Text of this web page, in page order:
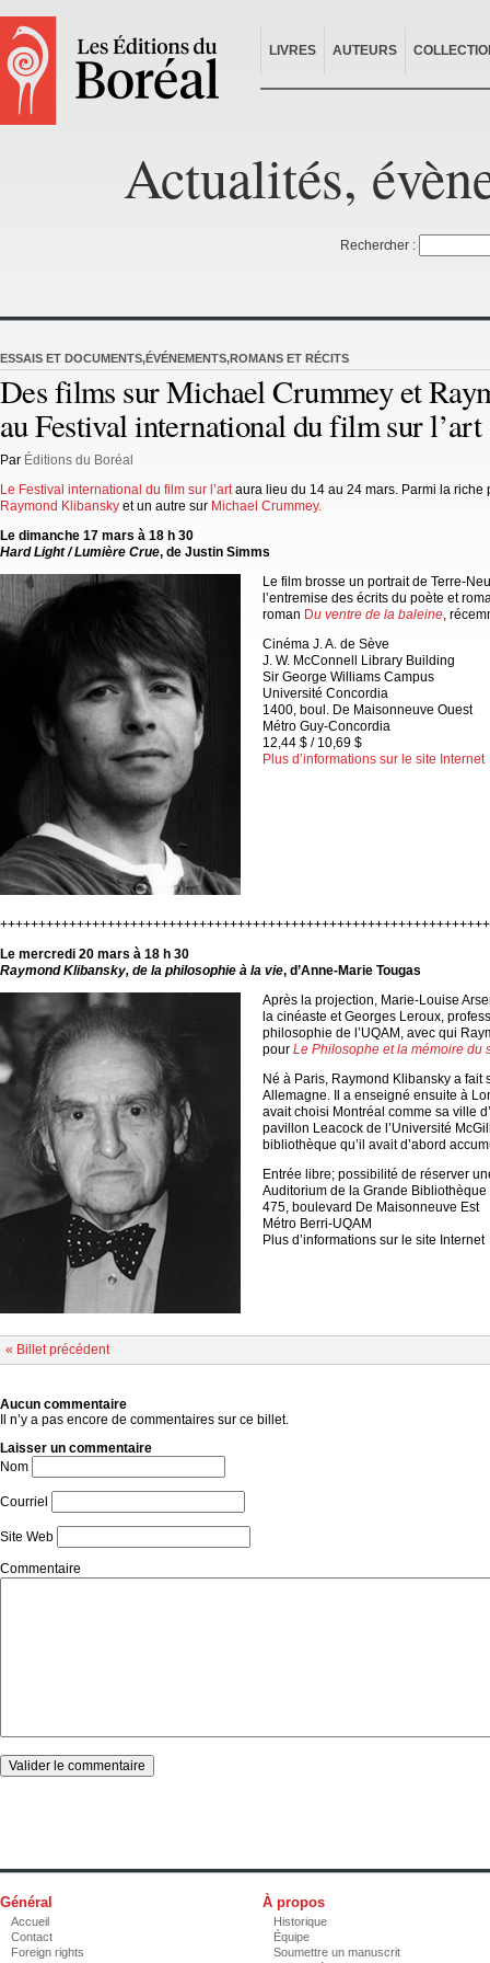
LIVRES AUTEURS
Actualités,
Rechercher :
ESSAIS ET DOCUMENTS,ÉVÉNEMENTS,ROMANS ET RÉCITS
Des films sur Michael Crummey et
au Festival international du film sur l’art
Par Éditions du Boréal
Le Festival international du film sur l’artaura lieu du 14 au 24 mars. Parmi la riche
Raymond Klibansky et un autre sur Michael Crummey.
Le dimanche 17 mars à 18 h 30
Hard Light / Lumière Crue, de Justin Simms
Le film brosse un portrait de Terre-
l’entremise des écrits du poète et
roman Du ventre de la baleine,
Cinéma J. A. de Sève
J. W. McConnell Library Building
Sir George Williams Campus
Université Concordia
1400, boul. De Maisonneuve Ouest
Métro Guy-Concordia
12,44 $ / 10,69 $
Plus d’informations sur le site Internet
Le mercredi 20 mars à 18 h 30
Raymond Klibansky, de la philosophie à la vie, d’Anne-Marie Tougas
Après la projection, Marie-Louise
la cinéaste et Georges Leroux,
philosophie de l’UQAM, avec qui
pour Le Philosophe et la mémoire du
Né à Paris, Raymond Klibansky a
Allemagne. Il a enseigné ensuite à
avait choisi Montréal comme sa ville
pavillon Leacock de l’Université
bibliothèque qu’il avait d’abord
Entrée libre; possibilité de réserver
Auditorium de la Grande Bibliothèque
475, boulevard De Maisonneuve Est
Métro Berri-UQAM
Plus d’informations sur le site Internet
« Billet précédent
Aucun commentaire
Il n’y a pas encore de commentaires sur ce billet.
Laisser un commentaire
Nom
Courriel
Site Web
Commentaire
Général
Accueil
Contact
Foreign rights
À propos
Historique
Équipe
Soumettre un manuscrit